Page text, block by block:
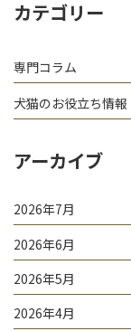
カテゴリー
専門コラム
犬猫のお役立ち情報
アーカイブ
2026年7月
2026年6月
2026年5月
2026年4月